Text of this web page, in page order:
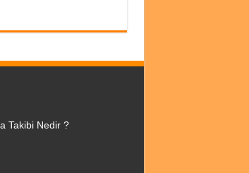
Takibi Nedir ?